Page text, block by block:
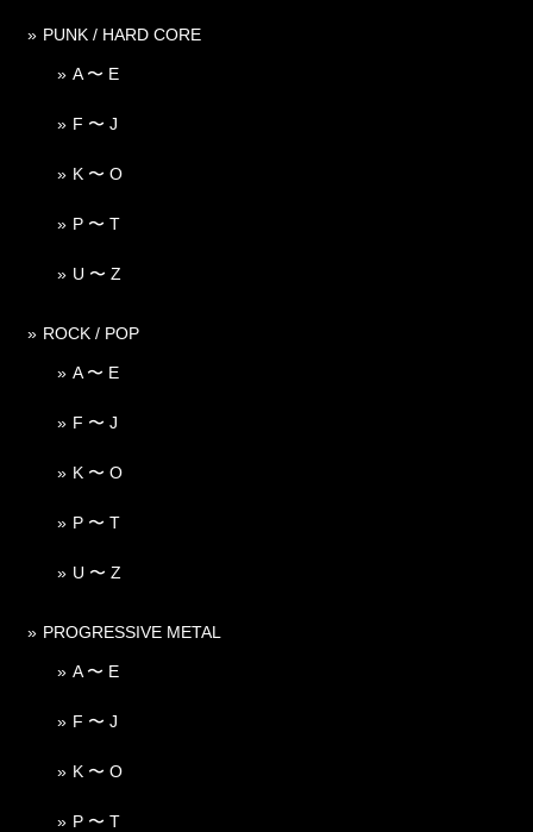
PUNK / HARD CORE
A 〜 E
F 〜 J
K 〜 O
P 〜 T
U 〜 Z
ROCK / POP
A 〜 E
F 〜 J
K 〜 O
P 〜 T
U 〜 Z
PROGRESSIVE METAL
A 〜 E
F 〜 J
K 〜 O
P 〜 T